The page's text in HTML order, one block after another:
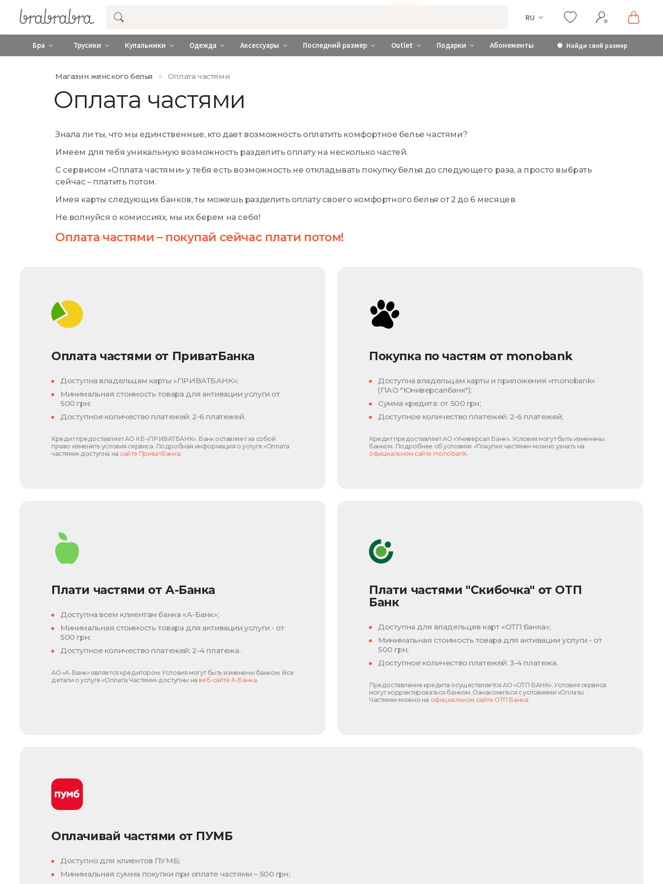
Купить нижнее женское белье ❤️ brabrabra ❤️ Киев и Украина RU
Бра Трусики Купальники Одежда Аксессуары Последний размер Outlet Подарки Абонементы Найди свой размер
Магазин женского белья Оплата частями
Оплата частями
Знала ли ты, что мы единственные, кто дает возможность оплатить комфортное белье частями?
Имеем для тебя уникальную возможность разделить оплату на несколько частей.
С сервисом «Оплата частями» у тебя есть возможность не откладывать покупку белья до следующего раза, а просто выбрать
сейчас – платить потом.
Имея карты следующих банков, ты можешь разделить оплату своего комфортного белья от 2 до 6 месяцев.
Не волнуйся о комиссиях, мы их берем на себя!
Оплата частями – покупай сейчас плати потом!
Оплата частями от ПриватБанка
Доступна владельцам карты «ПРИВАТБАНК»;
Минимальная стоимость товара для активации услуги от
500 грн;
Доступное количество платежей: 2-6 платежей.
Кредит предоставляет АО КБ «ПРИВАТБАНК». Банк оставляет за собой
право изменять условия сервиса. Подробная информация о услуге «Оплата
частями» доступна на сайте ПриватБанка.
Покупка по частям от monobank
Доступна владельцам карты и приложения «monobank»
(ПАО "Юниверсалбанк");
Сумма кредита: от 500 грн;
Доступное количество платежей: 2-6 платежей;
Кредит предоставляет АО «Универсал Банк». Условия могут быть изменены
банком. Подробнее об условиях «Покупки частями» можно узнать на
официальном сайте monobank.
Плати частями от А-Банка
Доступна всем клиентам банка «А-Банк»;
Минимальная стоимость товара для активации услуги - от
500 грн;
Доступное количество платежей: 2-4 платежа.
АО «А-Банк» является кредитором. Условия могут быть изменены банком. Все
детали о услуге «Оплата Частями» доступны навеб-сайте А-Банка.
Плати частями "Скибочка" от ОТП
Банк
Доступна для владельцев карт «ОТП банка»;
Минимальная стоимость товара для активации услуги - от
500 грн;
Доступное количество платежей: 3-4 платежа.
Предоставление кредита осуществляется АО «ОТП БАНК». Условия сервиса
могут корректироваться банком. Ознакомиться с условиями «Оплаты
Частями» можно на официальном сайте ОТП Банка.
Оплачивай частями от ПУМБ
Доступно для клиентов ПУМБ;
Минимальная сумма покупки при оплате частями – 500 грн;